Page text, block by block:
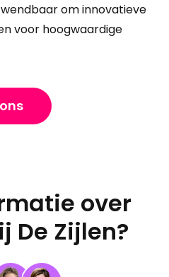
om innovatieve
voor hoogwaardige
over
De Zijlen?